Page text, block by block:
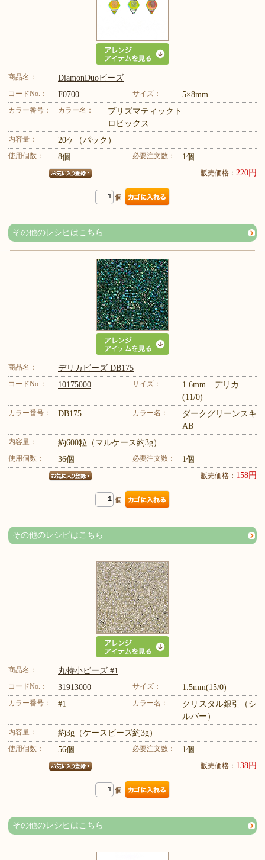
商品名： DiamonDuoビーズ
コードNo.： F0700 サイズ： 5×8mm
カラー番号： カラー名：
プリズマティックト
ロピックス
内容量： 20ケ（パック）
使用個数： 8個 必要注文数： 1個
販売価格： 220円
個
その他のレシピはこちら
商品名： デリカビーズ DB175
コードNo.： 10175000 サイズ：
1.6mm デリカ
(11/0)
カラー番号： DB175 カラー名：
ダークグリーンスキ
AB
内容量： 約600粒（マルケース約3g）
使用個数： 36個 必要注文数： 1個
販売価格： 158円
個
その他のレシピはこちら
商品名： 丸特小ビーズ #1
コードNo.： 31913000 サイズ： 1.5mm(15/0)
カラー番号： #1 カラー名：
クリスタル銀引（シ
ルバー）
内容量： 約3g（ケースビーズ約3g）
使用個数： 56個 必要注文数： 1個
販売価格： 138円
個
その他のレシピはこちら